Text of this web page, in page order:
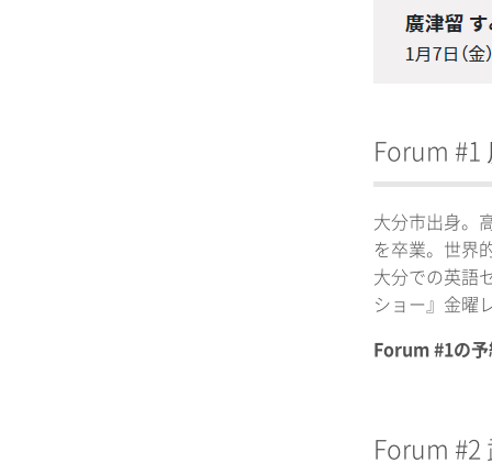
Forum #1
大分市出身。
を卒業。世界
大分での英語
ショー』金曜
Forum #1の予
Forum #2